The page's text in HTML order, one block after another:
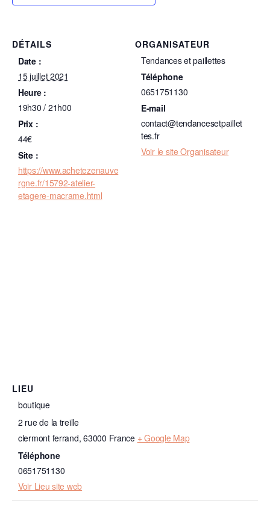
DÉTAILS
Date :
15 juillet 2021
Heure :
19h30 / 21h00
Prix :
44€
Site :
https://www.achetezenauve
rgne.fr/15792-atelier-
etagere-macrame.html
ORGANISATEUR
Tendances et paillettes
Téléphone
0651751130
E-mail
contact@tendancesetpaillet
tes.fr
Voir le site Organisateur
LIEU
boutique
2 rue de la treille
clermont ferrand, 63000 France + Google Map
Téléphone
0651751130
Voir Lieu site web